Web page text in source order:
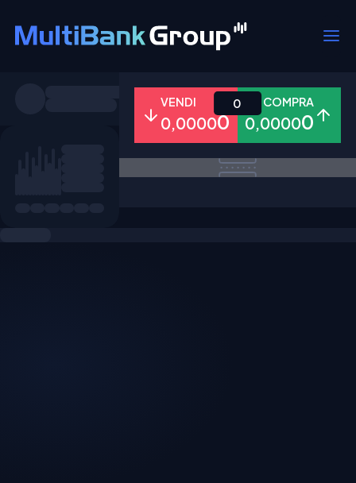
Tutti Forex Metalli Azioni
VENDI
0,00000
COMPRA
0,00000
0